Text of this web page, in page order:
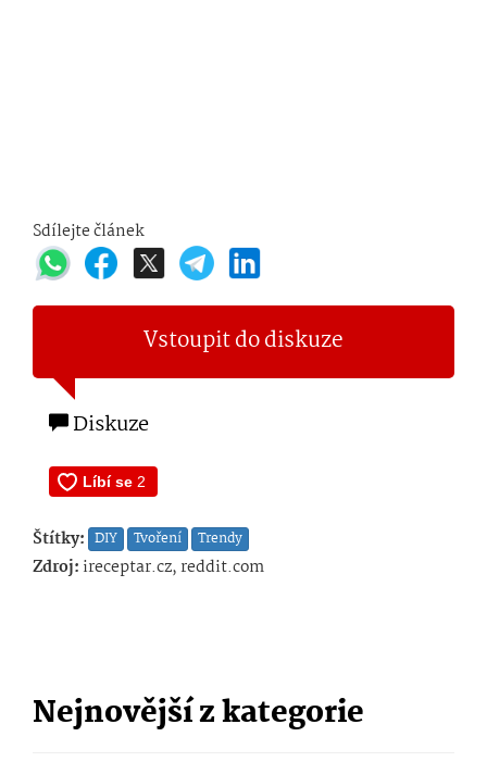
Sdílejte článek
Vstoupit do diskuze
Diskuze
Štítky: DIY Tvoření Trendy
Zdroj: ireceptar.cz, reddit.com
Nejnovější z kategorie